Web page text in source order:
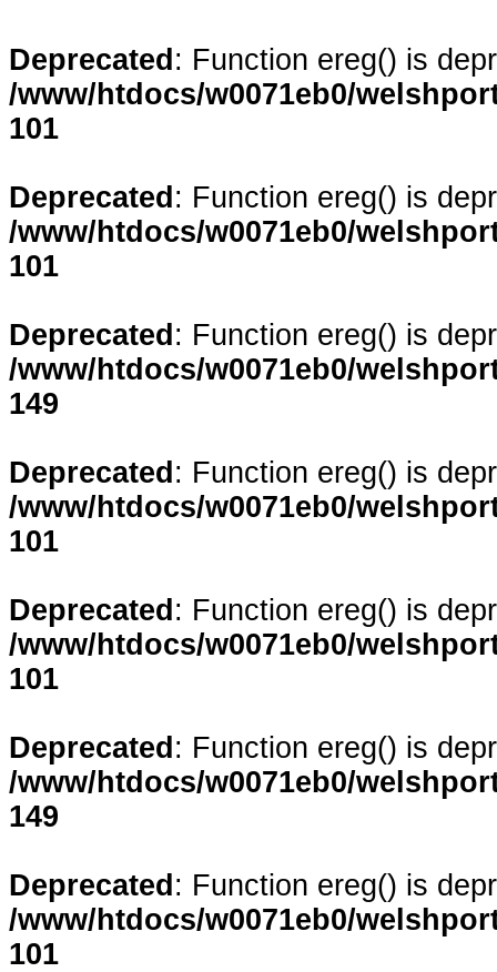
Deprecated : Function ereg() is
/www/htdocs/w0071eb0/
101
Deprecated : Function ereg() is
/www/htdocs/w0071eb0/
101
Deprecated : Function ereg() is
/www/htdocs/w0071eb0/
149
Deprecated : Function ereg() is
/www/htdocs/w0071eb0/
101
Deprecated : Function ereg() is
/www/htdocs/w0071eb0/
101
Deprecated : Function ereg() is
/www/htdocs/w0071eb0/
149
Deprecated : Function ereg() is
/www/htdocs/w0071eb0/
101